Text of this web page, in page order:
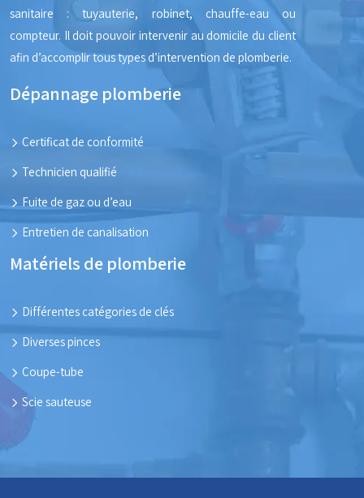
sanitaire : tuyauterie, robinet, chauffe-eau ou
compteur. Il doit pouvoir intervenir au domicile du client
afin d’accomplir tous types d’intervention de plomberie.
Dépannage plomberie
Certificat de conformité
Technicien qualifié
Fuite de gaz ou d’eau
Entretien de canalisation
Matériels de plomberie
Différentes catégories de clés
Diverses pinces
Coupe-tube
Scie sauteuse